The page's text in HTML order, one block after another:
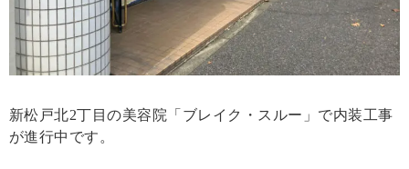
新松戸北2丁目の美容院「ブレイク・スルー」で内装工事
が進行中です。